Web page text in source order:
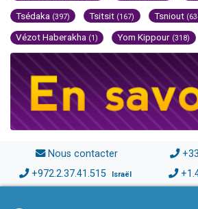
Tsédaka (397) Tsitsit (167) Tsniout
Vézot Haberakha (1) Yom Kippour (318)
Nous contacter
+972.2.37.41.515 Israël